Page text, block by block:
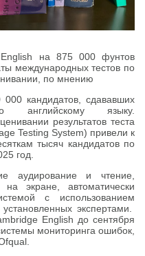
на 875 000 фунтов
международных тестов по
по мнению
000 кандидатов, сдававших
английскому языку.
результатов теста
Testing System) привели к
тысяч кандидатов по
год.
аудирование и чтение,
экране, автоматически
с использованием
экспертами.
English до сентября
мониторинга ошибок,